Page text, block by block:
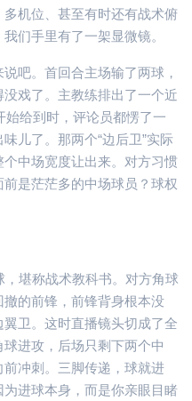
机位、甚至有时还有战术俯
们手里有了一架显微镜。
吧。首回合主场输了两球，
戏了。主教练排出了一个近
始给到时，评论员都愣了一
儿了。那两个“边后卫”实际
个中场宽度让出来。对方习惯
是茫茫多的中场球员？球权
堪称战术教科书。对方角球
的前锋，前锋背身根本没
卫。这时直播镜头切成了全
进攻，后场只剩下两个中
冲刺。三脚传递，球就进
进球本身，而是你亲眼目睹